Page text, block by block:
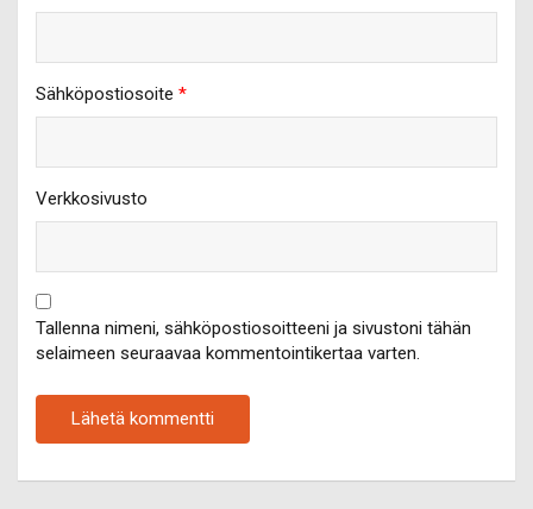
Sähköpostiosoite *
Verkkosivusto
Tallenna nimeni, sähköpostiosoitteeni ja sivustoni tähän
selaimeen seuraavaa kommentointikertaa varten.